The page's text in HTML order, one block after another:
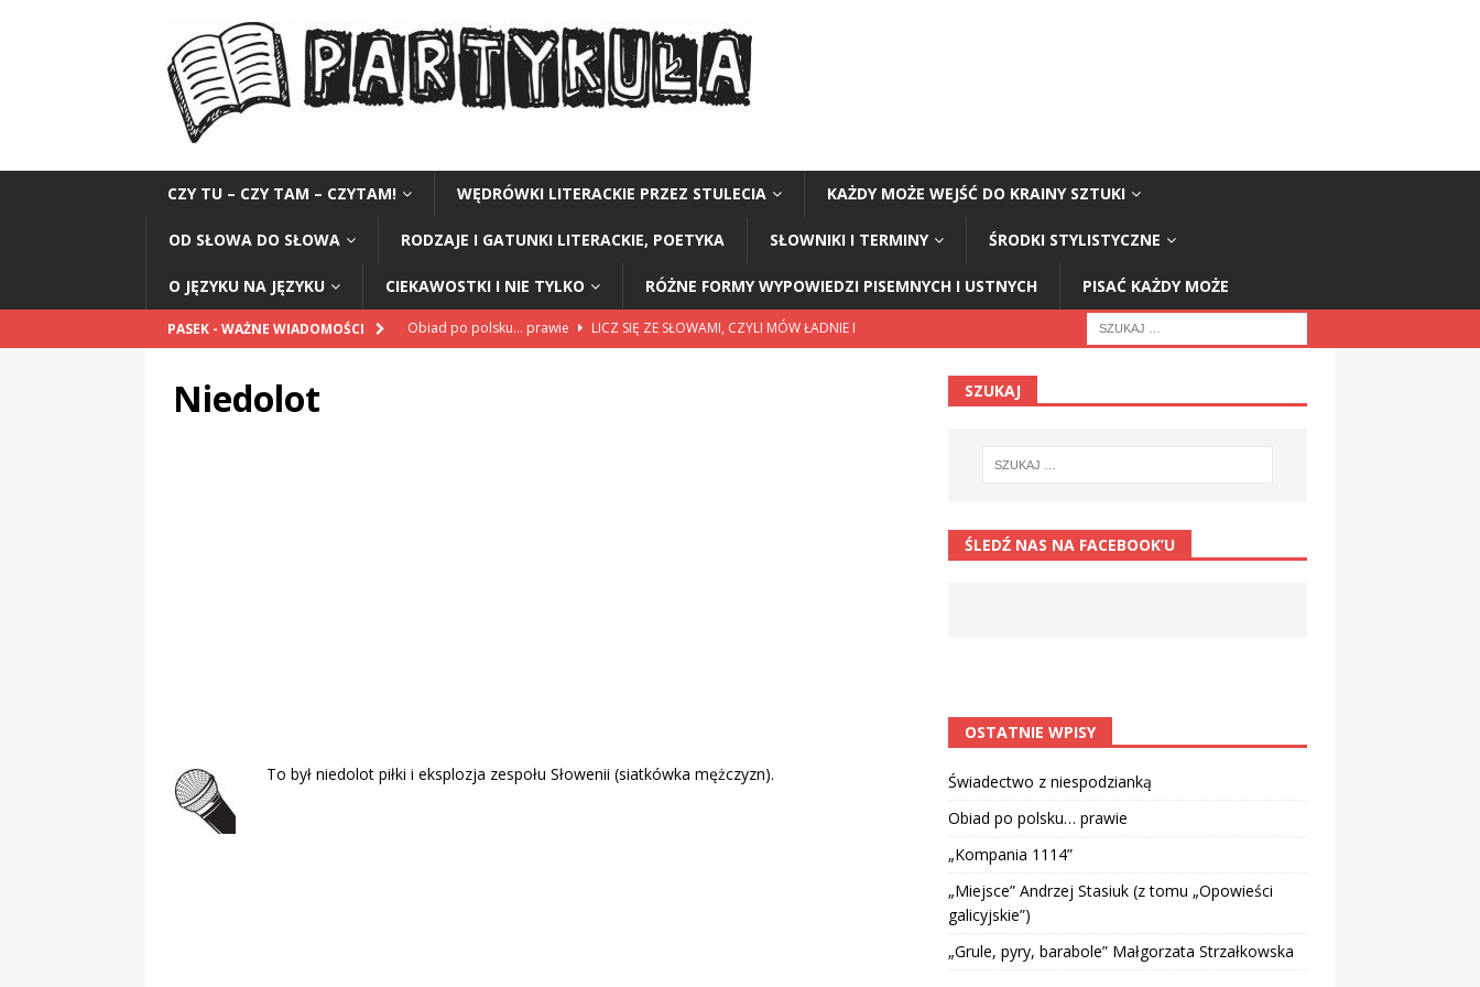
CZY TU – CZY TAM – CZYTAM! WĘDRÓWKI LITERACKIE PRZEZ STULECIA KAŻDY MOŻE WEJŚĆ DO KRAINY SZTUKI
OD SŁOWA DO SŁOWA RODZAJE I GATUNKI LITERACKIE, POETYKA SŁOWNIKI I TERMINY ŚRODKI STYLISTYCZNE
O JĘZYKU NA JĘZYKU CIEKAWOSTKI I NIE TYLKO RÓŻNE FORMY WYPOWIEDZI PISEMNYCH I USTNYCH PISAĆ KAŻDY MOŻE
PASEK - WAŻNE WIADOMOŚCI Obiad po polsku… prawie
LICZ SIĘ ZE SŁOWAMI, CZYLI MÓW ŁADNIE I
Niedolot
To był niedolot piłki i eksplozja zespołu Słowenii (siatkówka mężczyzn).
SZUKAJ
ŚLEDŹ NAS NA FACEBOOK’U
OSTATNIE WPISY
Świadectwo z niespodzianką
Obiad po polsku… prawie
„Kompania 1114”
„Miejsce” Andrzej Stasiuk (z tomu „Opowieści
galicyjskie”)
„Grule, pyry, barabole” Małgorzata Strzałkowska